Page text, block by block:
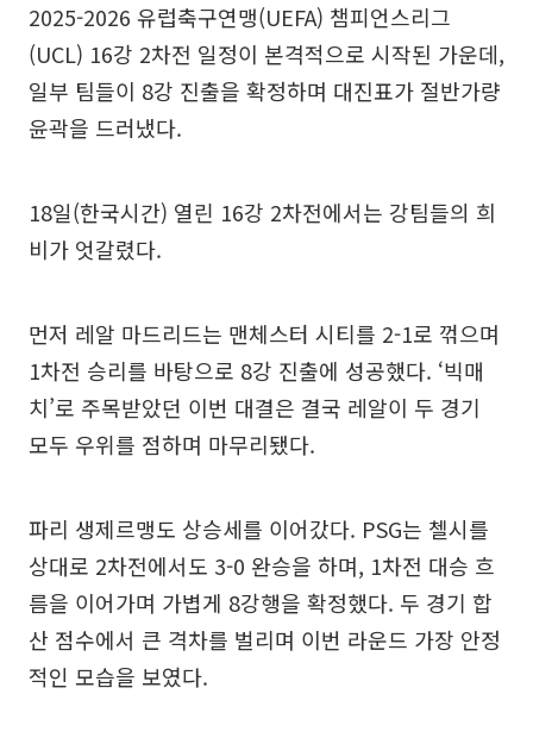
2025-2026 유럽축구연맹(UEFA) 챔피언스리그
(UCL) 16강 2차전 일정이 본격적으로 시작된 가운데,
일부 팀들이 8강 진출을 확정하며 대진표가 절반가량
윤곽을 드러냈다.
18일(한국시간) 열린 16강 2차전에서는 강팀들의 희
비가 엇갈렸다.
먼저 레알 마드리드는 맨체스터 시티를 2-1로 꺾으며
1차전 승리를 바탕으로 8강 진출에 성공했다. ‘빅매
치’로 주목받았던 이번 대결은 결국 레알이 두 경기
모두 우위를 점하며 마무리됐다.
파리 생제르맹도 상승세를 이어갔다. PSG는 첼시를
상대로 2차전에서도 3-0 완승을 하며, 1차전 대승 흐
름을 이어가며 가볍게 8강행을 확정했다. 두 경기 합
산 점수에서 큰 격차를 벌리며 이번 라운드 가장 안정
적인 모습을 보였다.